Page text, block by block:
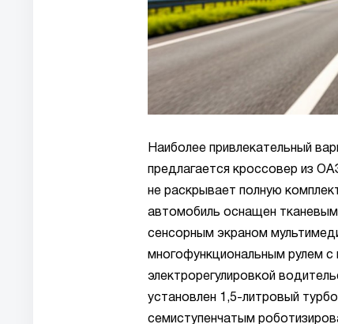
Наиболее привлекательный
предлагается кроссовер из
не раскрывает полную
автомобиль оснащен
сенсорным экраном
многофункциональным рулем
электрорегулировкой
установлен 1,5-литровый
семиступенчатым